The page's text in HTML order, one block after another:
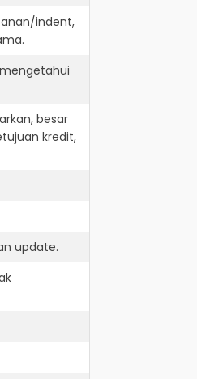
indent,
besar
kredit,
update.